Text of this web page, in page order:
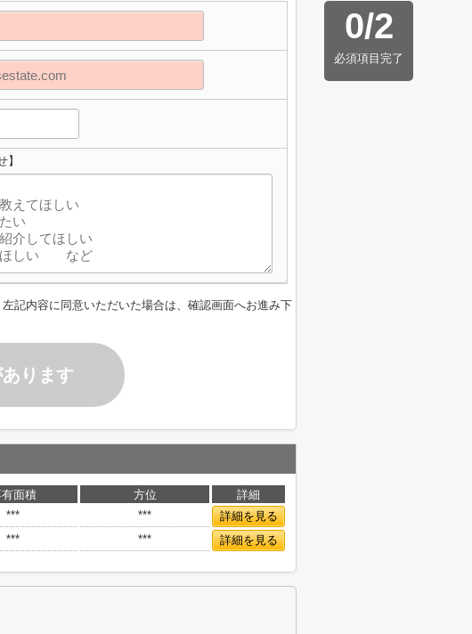
0/2
必須項目完了
】
記内容に同意いただいた場合は、確認画面へお進み下
ります
面積 方位
詳細
*** ***
詳細を見る
*** *** 詳細を見る